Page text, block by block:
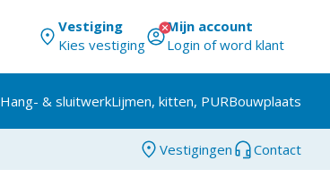
Vestiging
Kies vestiging
Mijn account
Login of word klant
Hang- & sluitwerkLijmen, kitten, PURBouwplaats
Vestigingen Contact